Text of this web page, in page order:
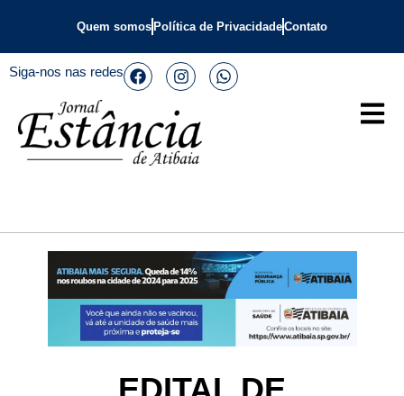
Quem somos Política de PrivacidadeContato
Siga-nos nas redes